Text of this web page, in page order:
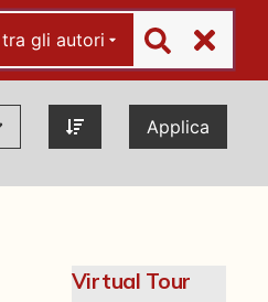
tra gli autori
Applica
Virtual Tour